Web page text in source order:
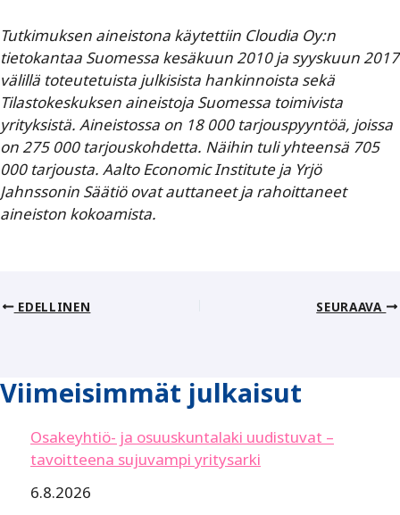
Tutkimuksen aineistona käytettiin Cloudia Oy:n
tietokantaa Suomessa kesäkuun 2010 ja syyskuun 2017
välillä toteutetuista julkisista hankinnoista sekä
Tilastokeskuksen aineistoja Suomessa toimivista
yrityksistä. Aineistossa on 18 000 tarjouspyyntöä, joissa
on 275 000 tarjouskohdetta. Näihin tuli yhteensä 705
000 tarjousta. Aalto Economic Institute ja Yrjö
Jahnssonin Säätiö ovat auttaneet ja rahoittaneet
aineiston kokoamista.
EDELLINEN SEURAAVA
Viimeisimmät julkaisut
Osakeyhtiö- ja osuuskuntalaki uudistuvat –
tavoitteena sujuvampi yritysarki
6.8.2026